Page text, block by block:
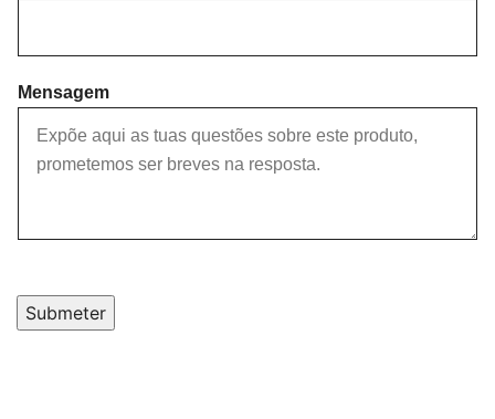
Mensagem
Submeter